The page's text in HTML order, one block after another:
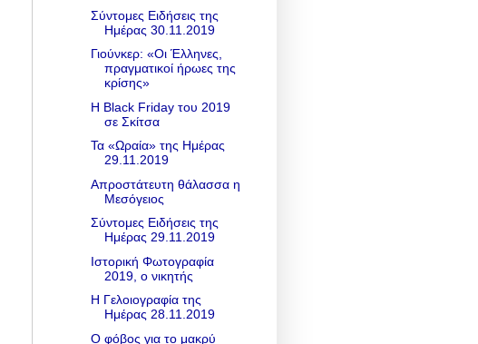
Σύντομες Ειδήσεις της
Ημέρας 30.11.2019
Γιούνκερ: «Οι Έλληνες,
πραγματικοί ήρωες της
κρίσης»
Η Black Friday του 2019
σε Σκίτσα
Τα «Ωραία» της Ημέρας
29.11.2019
Απροστάτευτη θάλασσα η
Μεσόγειος
Σύντομες Ειδήσεις της
Ημέρας 29.11.2019
Ιστορική Φωτογραφία
2019, ο νικητής
Η Γελοιογραφία της
Ημέρας 28.11.2019
Ο φόβος για το μακρύ